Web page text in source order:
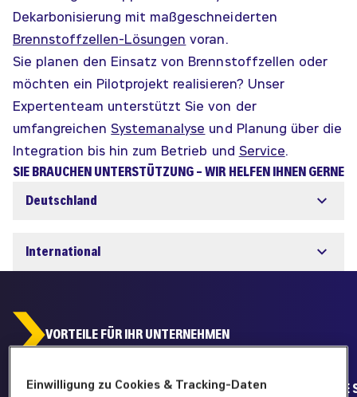
Dekarbonisierung mit maßgeschneiderten
Brennstoffzellen-Lösungen voran.
Sie planen den Einsatz von Brennstoffzellen oder
möchten ein Pilotprojekt realisieren? Unser
Expertenteam unterstützt Sie von der
umfangreichenSystemanalyse und Planung über die
Integration bis hin zum Betrieb und Service.
SIE BRAUCHEN UNTERSTÜTZUNG – WIR HELFEN IHNEN GERNE
Deutschland
International
VORTEILE FÜR IHR UNTERNEHMEN
PRAXISERPROBTE WASSERSTOFF-
Einwilligung zu Cookies & Tracking-Daten